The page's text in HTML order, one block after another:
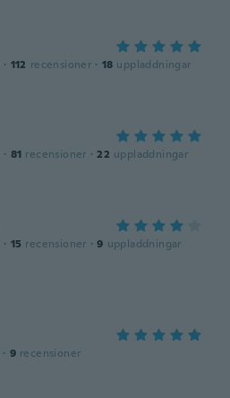
· 112 recensioner · 18 uppladdningar
· 81 recensioner · 22 uppladdningar
· 15 recensioner · 9 uppladdningar
· 9 recensioner